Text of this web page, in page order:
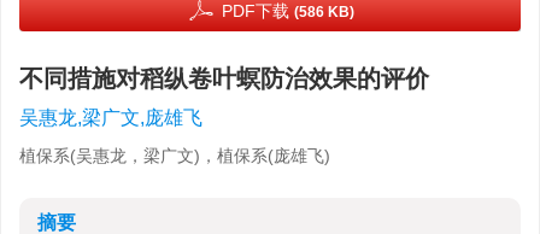
PDF下载 (586 KB)
不同措施对稻纵卷叶螟防治效果的评价
吴惠龙,梁广文,庞雄飞
植保系(吴惠龙，梁广文)，植保系(庞雄飞)
摘要